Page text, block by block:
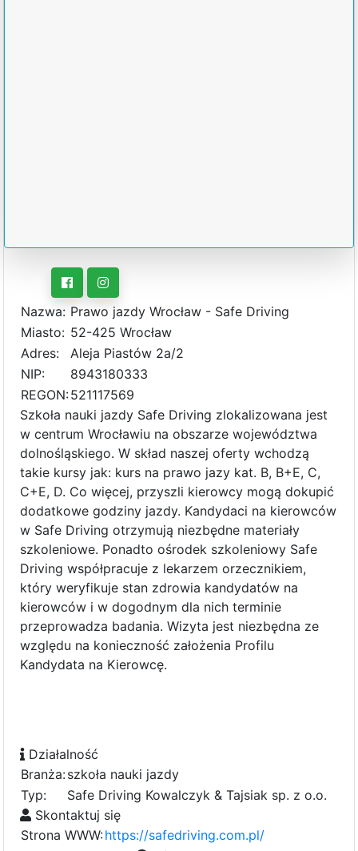
Nazwa: Prawo jazdy Wrocław - Safe Driving
Miasto: 52-425 Wrocław
Adres:
Aleja Piastów 2a/2
NIP:
8943180333
REGON:521117569
Szkoła nauki jazdy Safe Driving zlokalizowana jest
w centrum Wrocławiu na obszarze województwa
dolnośląskiego. W skład naszej oferty wchodzą
takie kursy jak: kurs na prawo jazy kat. B, B+E, C,
C+E, D. Co więcej, przyszli kierowcy mogą dokupić
dodatkowe godziny jazdy. Kandydaci na kierowców
w Safe Driving otrzymują niezbędne materiały
szkoleniowe. Ponadto ośrodek szkoleniowy Safe
Driving współpracuje z lekarzem orzecznikiem,
który weryfikuje stan zdrowia kandydatów na
kierowców i w dogodnym dla nich terminie
przeprowadza badania. Wizyta jest niezbędna ze
względu na konieczność założenia Profilu
Kandydata na Kierowcę.
Działalność
Branża:szkoła nauki jazdy
Typ:
Safe Driving Kowalczyk & Tajsiak sp. z o.o.
Skontaktuj się
Strona WWW:https://safedriving.com.pl/